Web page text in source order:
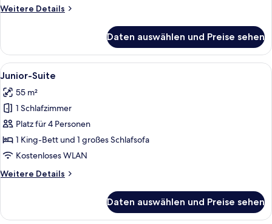
Weitere Details
Weitere
Daten auswählen und Preise sehen
Alle
Fotos
für
Junior-
Suite
anzeigen
Ein luxuriöses Zimmer mit
7
Junior-Suite
55 m²
1 Schlafzimmer
Platz für 4 Personen
1 King-Bett und 1 großes Schlafsofa
Kostenloses WLAN
Weitere Details
Weitere
Suite
Daten auswählen und Preise sehen